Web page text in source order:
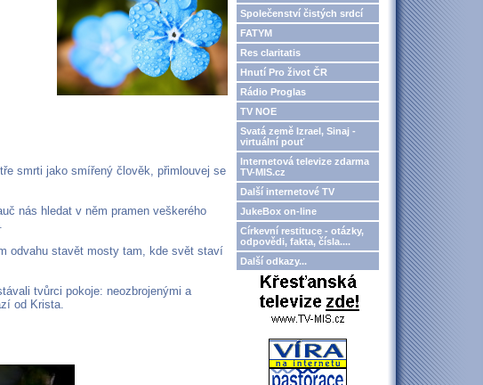
smrti jako smířený člověk, přimlouvej se
nás hledat v něm pramen veškerého
odvahu stavět mosty tam, kde svět staví
tvůrci pokoje: neozbrojenými a
od Krista.
Společenství čistých srdcí
FATYM
Res claritatis
Hnutí Pro život ČR
Rádio Proglas
TV NOE
Svatá země Izrael, Sinaj -
virtuální pouť
Internetová televize zdarma
TV-MIS.cz
Další internetové TV
JukeBox on-line
Církevní restituce - otázky,
odpovědi, fakta, čísla....
Další odkazy...